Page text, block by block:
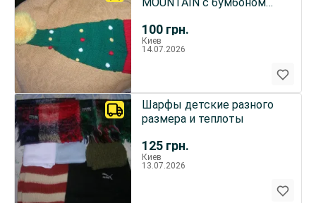
100 грн.
Киев
14.07.2026
125 грн.
Шарфы детские разного
размера и теплоты
Киев
13.07.2026